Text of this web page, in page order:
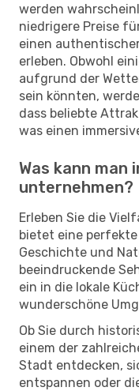
werden
niedrigere Preise
einen
erleben. Obwohl
aufgrund der
sein könnten,
dass beliebte
was einen
Was kann man
unternehmen?
Erleben Sie die
bietet eine
Geschichte und
beeindruckende
ein in die lokale
wunderschöne
Ob Sie durch
einem der
Stadt entdecken,
entspannen oder